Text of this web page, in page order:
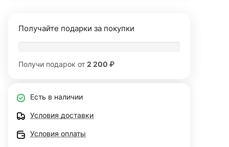
Получайте подарки за покупки
Получи подарок от 2 200 ₽
Есть в наличии
Условия доставки
Условия оплаты